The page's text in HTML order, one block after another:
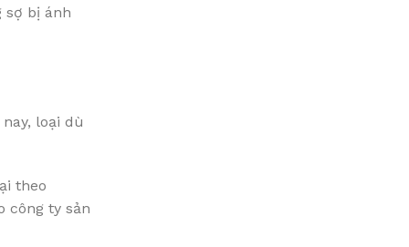
sợ bị ánh
loại dù
theo
công ty sản